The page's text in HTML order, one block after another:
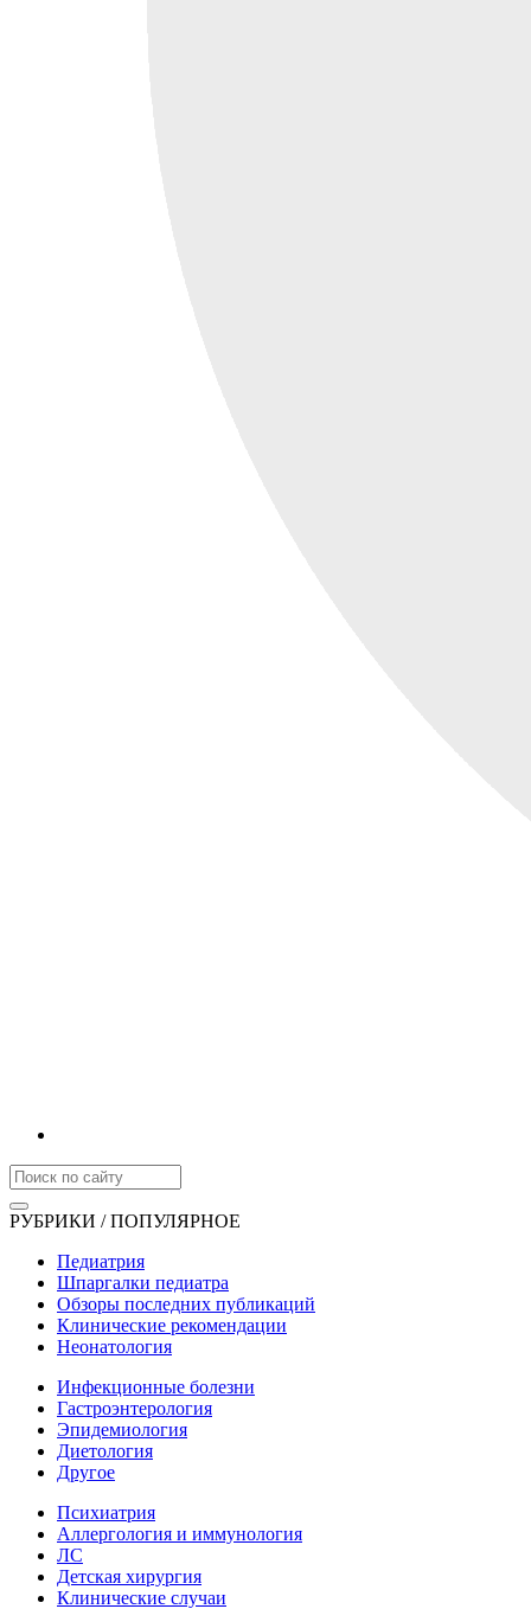
РУБРИКИ / ПОПУЛЯРНОЕ
Педиатрия
Шпаргалки педиатра
Обзоры последних публикаций
Клинические рекомендации
Неонатология
Инфекционные болезни
Гастроэнтерология
Эпидемиология
Диетология
Другое
Психиатрия
Аллергология и иммунология
ЛС
Детская хирургия
Клинические случаи